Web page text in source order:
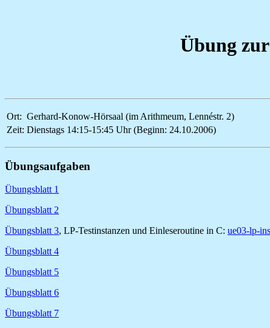
Übung
Ort: Gerhard-Konow-Hörsaal (im Arithmeum, Lennéstr. 2)
Zeit: Dienstags 14:15-15:45 Uhr (Beginn: 24.10.2006)
Übungsaufgaben
Übungsblatt 1
Übungsblatt 2
Übungsblatt 3, LP-Testinstanzen und Einleseroutine in C: ue03-lp-
Übungsblatt 4
Übungsblatt 5
Übungsblatt 6
Übungsblatt 7